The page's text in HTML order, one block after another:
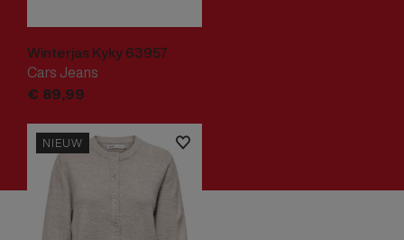
Winterjas Kyky 63957
Cars Jeans
€ 89,99
NIEUW